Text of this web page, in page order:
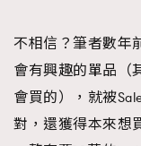
不相信？筆者數年
會有興趣的單品（
會買的），就被
對，還獲得本來想